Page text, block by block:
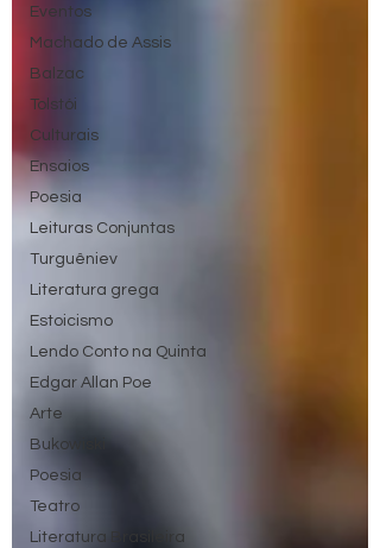
Eventos
Machado de Assis
Balzac
Tolstói
Culturais
Ensaios
Poesia
Leituras Conjuntas
Turguêniev
Literatura grega
Estoicismo
Lendo Conto na Quinta
Edgar Allan Poe
Arte
Bukowiski
Poesia
Teatro
Literatura Brasileira